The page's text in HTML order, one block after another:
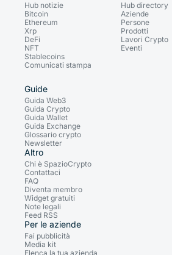
Hub notizie
Bitcoin
Ethereum
Xrp
DeFi
NFT
Stablecoins
Comunicati stampa
Hub directory
Aziende
Persone
Prodotti
Lavori Crypto
Eventi
Guide
Guida Web3
Guida Crypto
Guida Wallet
Guida Exchange
Glossario crypto
Newsletter
Altro
Chi è SpazioCrypto
Contattaci
FAQ
Diventa membro
Widget gratuiti
Note legali
Feed RSS
Per le aziende
Fai pubblicità
Media kit
Elenca la tua azienda